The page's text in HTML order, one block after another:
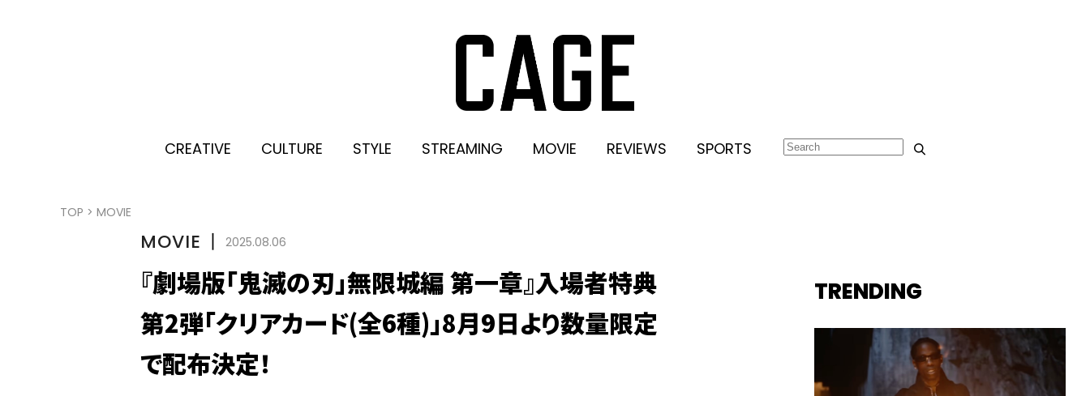
CREATIVE CULTURE STYLE STREAMING MOVIE REVIEWS SPORTS
TOP > MOVIE
MOVIE 丨 2025.08.06
『劇場版「鬼滅の刃」無限城編 第一章』入場者特典
第2弾「クリアカード(全6種)」8月9日より数量限定
で配布決定！
TRENDING